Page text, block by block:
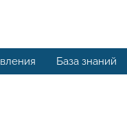
База знаний